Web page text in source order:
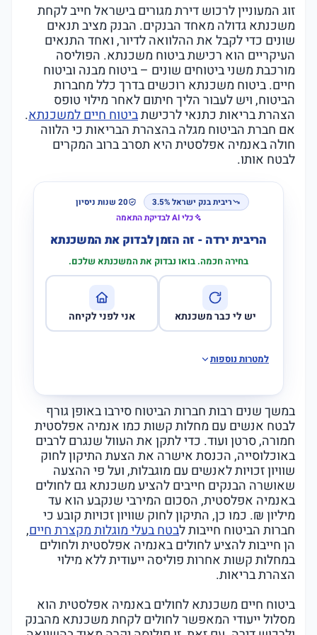
זוג המעוניין לרכוש דירת מגורים בישראל חייב לקחת
משכנתא גדולה מאחד הבנקים. הבנק מציב תנאים
שונים כדי לקבל את ההלוואה לדיור, ואחד התנאים
העיקריים הוא רכישת ביטוח משכנתא. הפוליסה
מורכבת משני ביטוחים שונים – ביטוח מבנה וביטוח
חיים. ביטוח משכנתא רוכשים בדרך כלל מחברות
הביטוח, ויש לעבור הליך חיתום לאחר מילוי טופס
הצהרת בריאות כתנאי לרכישתביטוח חיים למשכנתא.
אם חברת הביטוח מגלה בהצהרת הבריאות כי הלווה
חולה באנמיה אפלסטית היא תסרב ברוב המקרים
לבטח אותו.
ריבית בנק ישראל 3.5%
20 שנות ניסיון
כלי AI לבדיקת התאמה
הריבית ירדה - זה הזמן לבדוק את המשכנתא
בחירה חכמה. בואו נבדוק את המשכנתא שלכם.
יש לי כבר משכנתא אני לפני לקיחה
למטרות נוספות
במשך שנים רבות חברות הביטוח סירבו באופן גורף
לבטח אנשים עם מחלות קשות כמו אנמיה אפלסטית
חמורה, סרטן ועוד. כדי לתקן את העוול שנגרם לרבים
באוכלוסייה, הכנסת אישרה את הצעת התיקון לחוק
שוויון זכויות לאנשים עם מוגבלות, ועל פי ההצעה
שאושרה הבנקים חייבים להציע משכנתא גם לחולים
באנמיה אפלסטית, הסכום המירבי שנקבע הוא עד
מיליון ₪. כמו כן, התיקון לחוק שוויון זכויות קובע כי
חברות הביטוח חייבות לבטח בעלי מוגלות מקצרת חיים,
הן חייבות להציע לחולים באנמיה אפלסטית ולחולים
במחלות קשות אחרות פוליסה ייעודית ללא מילוי
הצהרת בריאות.
ביטוח חיים משכנתא לחולים באנמיה אפלסטית הוא
מסלול ייעודי המאפשר לחולים לקחת משכנתא מהבנק